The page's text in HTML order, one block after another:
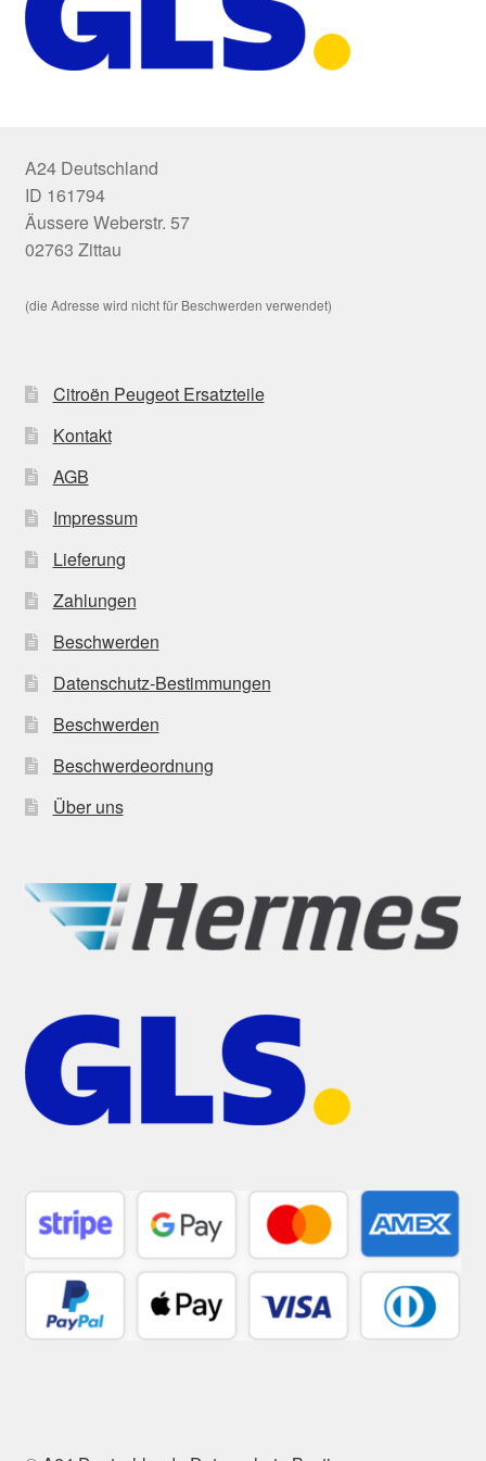
A24 Deutschland
ID 161794
Äussere Weberstr. 57
02763 Zittau
(die Adresse wird nicht für Beschwerden verwendet)
Citroën Peugeot Ersatzteile
Kontakt
AGB
Impressum
Lieferung
Zahlungen
Beschwerden
Datenschutz-Bestimmungen
Beschwerden
Beschwerdeordnung
Über uns